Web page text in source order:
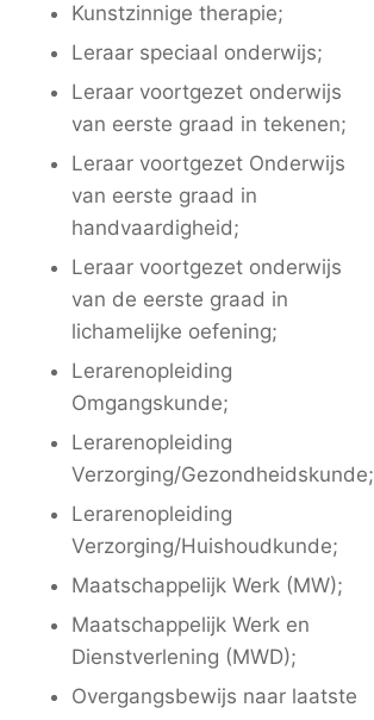
Kunstzinnige therapie;
Leraar speciaal onderwijs;
Leraar voortgezet onderwijs
van eerste graad in tekenen;
Leraar voortgezet Onderwijs
van eerste graad in
handvaardigheid;
Leraar voortgezet onderwijs
van de eerste graad in
lichamelijke oefening;
Lerarenopleiding
Omgangskunde;
Lerarenopleiding
Verzorging/Gezondheidskunde;
Lerarenopleiding
Verzorging/Huishoudkunde;
Maatschappelijk Werk (MW);
Maatschappelijk Werk en
Dienstverlening (MWD);
Overgangsbewijs naar laatste